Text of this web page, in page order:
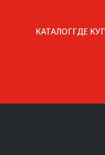
КАТАЛОГГДЕ